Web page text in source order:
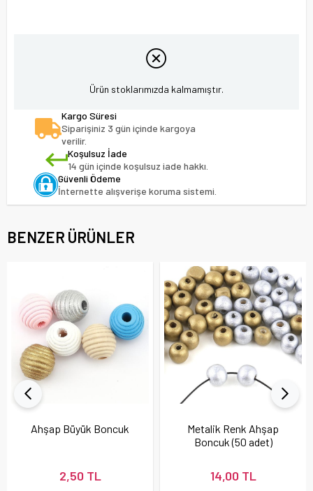
Ürün stoklarımızda kalmamıştır.
Kargo Süresi
Siparişiniz 3 gün içinde kargoya
verilir.
Koşulsuz İade
14 gün içinde koşulsuz iade hakkı.
Güvenli Ödeme
İnternette alışverişe koruma sistemi.
BENZER ÜRÜNLER
Ahşap Büyük Boncuk
2,50 TL
Metalik Renk Ahşap
Boncuk (50 adet)
14,00 TL